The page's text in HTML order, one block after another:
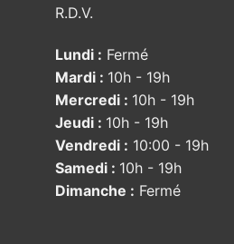
R.D.V.
Lundi : Fermé
Mardi : 10h - 19h
Mercredi : 10h - 19h
Jeudi : 10h - 19h
Vendredi : 10:00 - 19h
Samedi : 10h - 19h
Dimanche : Fermé